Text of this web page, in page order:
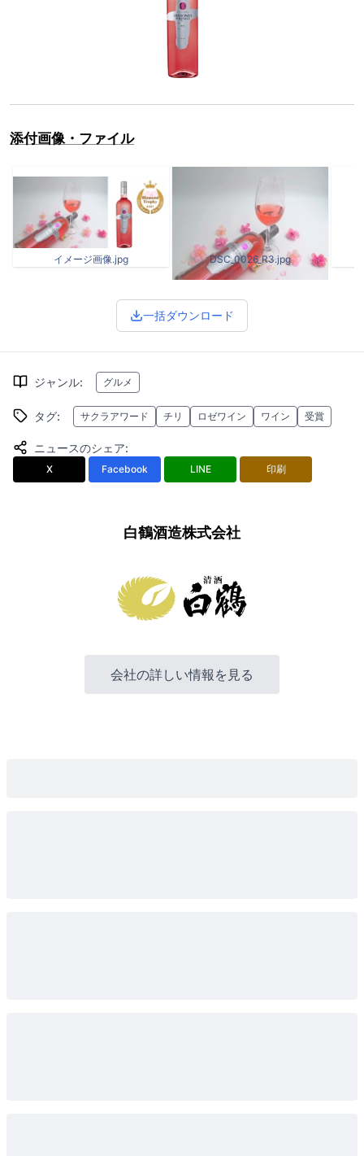
添付画像・ファイル
イメージ画像.jpg DSC_0026_R3.jpg
一括ダウンロード
ジャンル: グルメ
タグ: サクラアワード チリ ロゼワイン ワイン 受賞
ニュースのシェア:
X Facebook LINE 印刷
白鶴酒造株式会社
会社の詳しい情報を見る